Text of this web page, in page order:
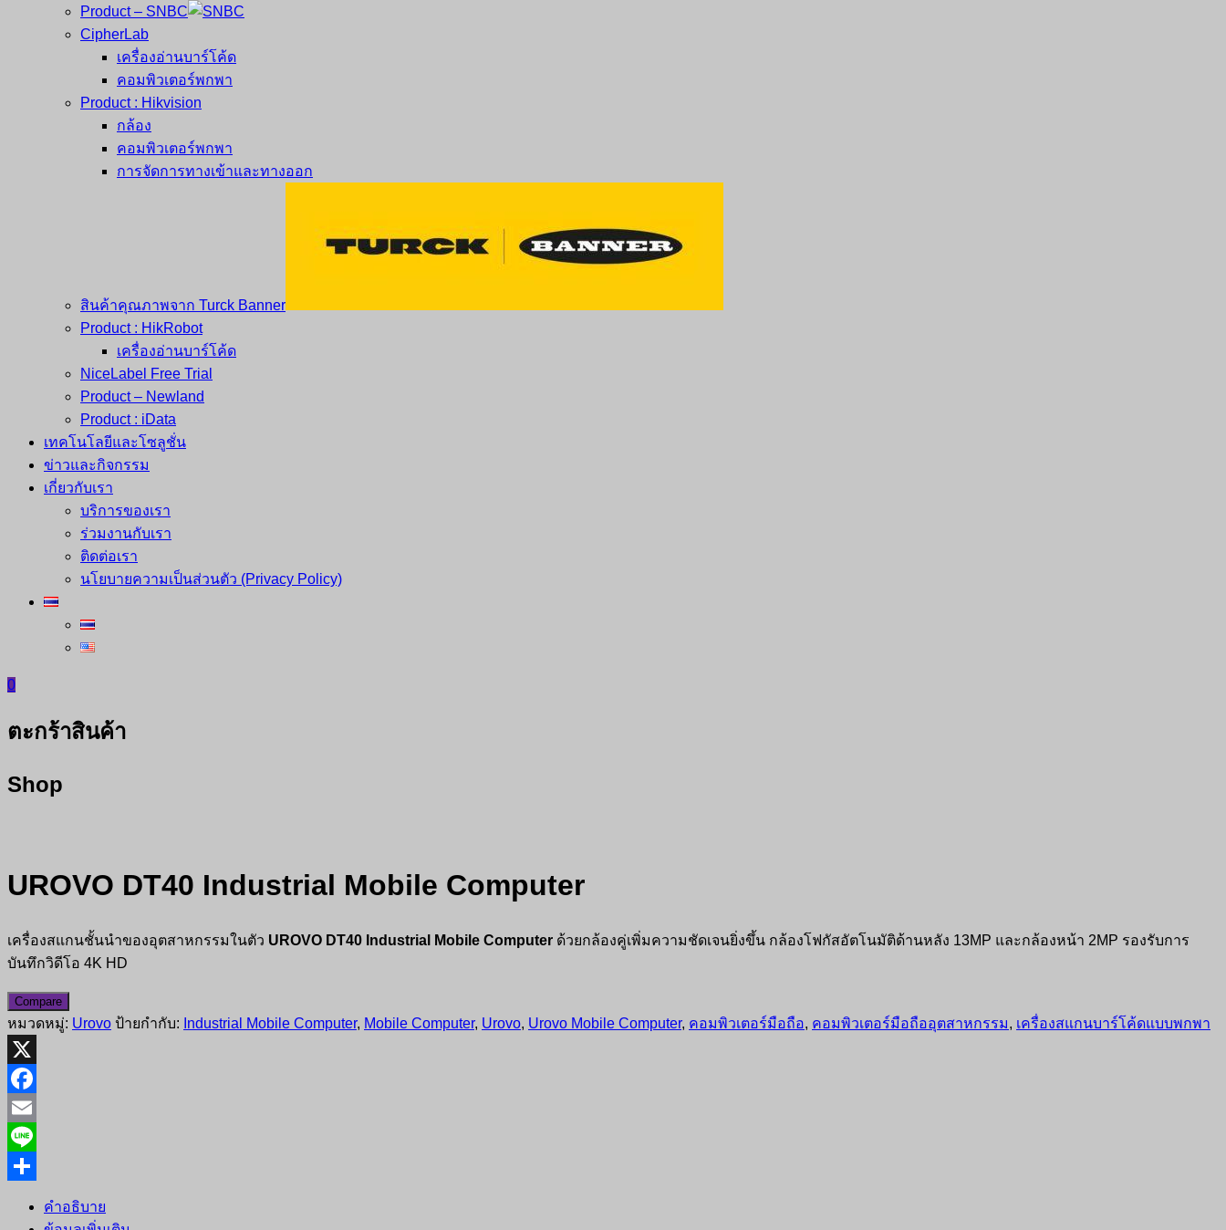
Product – SNBC
CipherLab
เครื่องอ่านบาร์โค้ด
คอมพิวเตอร์พกพา
Product : Hikvision
กล้อง
คอมพิวเตอร์พกพา
การจัดการทางเข้าและทางออก
สินค้าคุณภาพจาก Turck Banner
Product : HikRobot
เครื่องอ่านบาร์โค้ด
NiceLabel Free Trial
Product – Newland
Product : iData
เทคโนโลยีและโซลูชั่น
ข่าวและกิจกรรม
เกี่ยวกับเรา
บริการของเรา
ร่วมงานกับเรา
ติดต่อเรา
นโยบายความเป็นส่วนตัว (Privacy Policy)
0
ตะกร้าสินค้า
Shop
UROVO DT40 Industrial Mobile Computer
เครื่องสแกนชั้นนำของอุตสาหกรรมในตัว UROVO DT40 Industrial Mobile Computer ด้วยกล้องคู่เพิ่มความชัดเจนยิ่งขึ้น กล้องโฟกัสอัตโนมัติด้านหลัง 13MP และกล้องหน้า 2MP รองรับการ
บันทึกวิดีโอ 4K HD
Compare
หมวดหมู่: Urovo ป้ายกำกับ: Industrial Mobile Computer, Mobile Computer, Urovo, Urovo Mobile Computer, คอมพิวเตอร์มือถือ, คอมพิวเตอร์มือถืออุตสาหกรรม, เครื่องสแกนบาร์โค้ดแบบพกพา
X
Facebook
Email
Line
คำอธิบาย